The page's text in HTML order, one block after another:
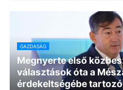
GAZDASÁG
Megnyerte első
választások óta a
érdekeltségébe